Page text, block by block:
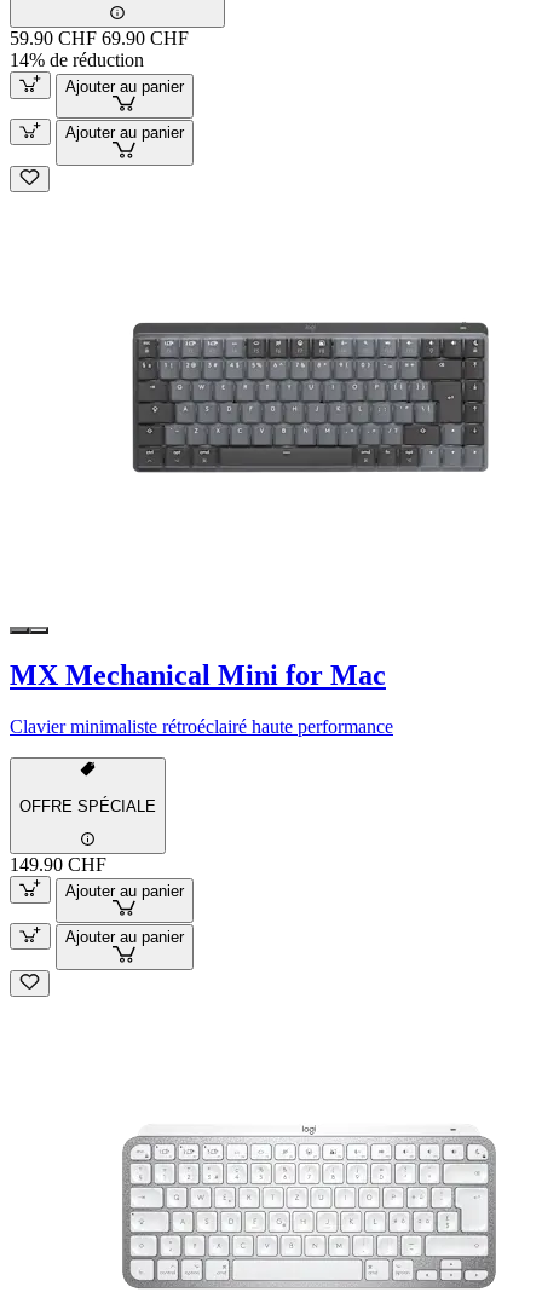
59.90 CHF 69.90 CHF
14% de réduction
Ajouter au panier
Ajouter au panier
MX Mechanical Mini for Mac
Clavier minimaliste rétroéclairé haute performance
OFFRE SPÉCIALE
149.90 CHF
Ajouter au panier
Ajouter au panier